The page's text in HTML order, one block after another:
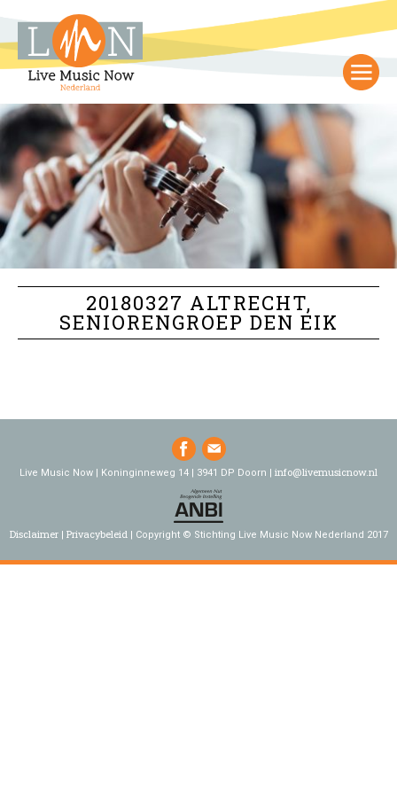
20180327 ALTRECHT,
SENIORENGROEP DEN EIK
Live Music Now | Koninginneweg 14 | 3941 DP Doorn | info@livemusicnow.nl
Disclaimer Privacybeleid Copyright © Stichting Live Music Now Nederland 2017